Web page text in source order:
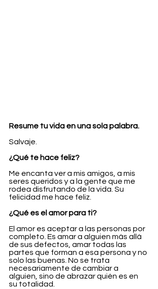
Resume tu vida en una sola palabra.
Salvaje.
¿Qué te hace feliz?
Me encanta ver a mis amigos, a mis
seres queridos y a la gente que me
rodea disfrutando de la vida. Su
felicidad me hace feliz.
¿Qué es el amor para ti?
El amor es aceptar a las personas por
completo. Es amar a alguien más allá
de sus defectos, amar todas las
partes que forman a esa persona y no
solo las buenas. No se trata
necesariamente de cambiar a
alguien, sino de abrazar quién es en
su totalidad.